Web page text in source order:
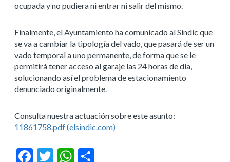
ocupada y no pudiera ni entrar ni salir del mismo.
Finalmente, el Ayuntamiento ha comunicado al Síndic que
se va a cambiar la tipología del vado, que pasará de ser un
vado temporal a uno permanente, de forma que se le
permitirá tener acceso al garaje las 24 horas de día,
solucionando así el problema de estacionamiento
denunciado originalmente.
Consulta nuestra actuación sobre este asunto:
11861758.pdf (elsindic.com)
Facebook
Twitter WhatsApp